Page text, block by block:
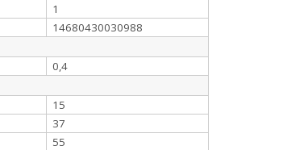
1
14680430030988
0,4
15
37
55